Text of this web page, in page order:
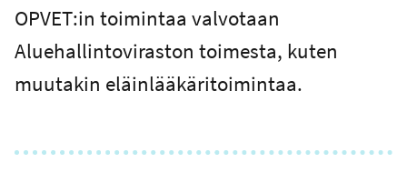
OPVET:in toimintaa valvotaan
Aluehallintoviraston toimesta, kuten
muutakin eläinlääkäritoimintaa.